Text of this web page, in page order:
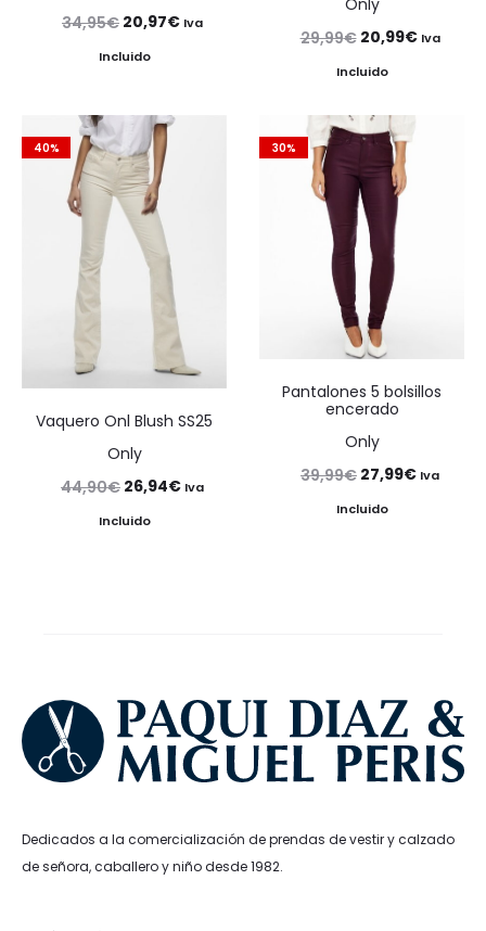
34,95€ El
precio
era:
34,95€.
20,97€ElIva
Incluido
29,99€ El
precio
era:
29,99€.
20,99€ElIva
Incluido
40%
Vaquero Onl Blush SS25
Only
44,90€ El
precio
26,94€ElIva
Incluido
30%
Pantalones 5 bolsillos
encerado
Only
39,99€ El
precio
27,99€ElIva
Incluido
Dedicados a la comercialización de prendas de vestir y calzado
de señora, caballero y niño desde 1982.